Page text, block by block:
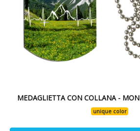
unique color